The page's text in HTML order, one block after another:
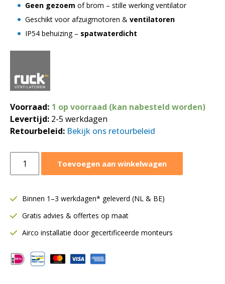
Geen gezoem of brom – stille werking ventilator
Geschikt voor afzuigmotoren & ventilatoren
IP54 behuizing – spatwaterdicht
Voorraad: 1 op voorraad (kan nabesteld worden)
Levertijd: 2-5 werkdagen
Retourbeleid: Bekijk ons retourbeleid
trafo
7,5
|
Thermisch
|
TEM
Toevoegen aan winkelwagen
Binnen 1–3 werkdagen* geleverd (NL & BE)
Gratis advies & offertes op maat
Airco installatie door gecertificeerde monteurs